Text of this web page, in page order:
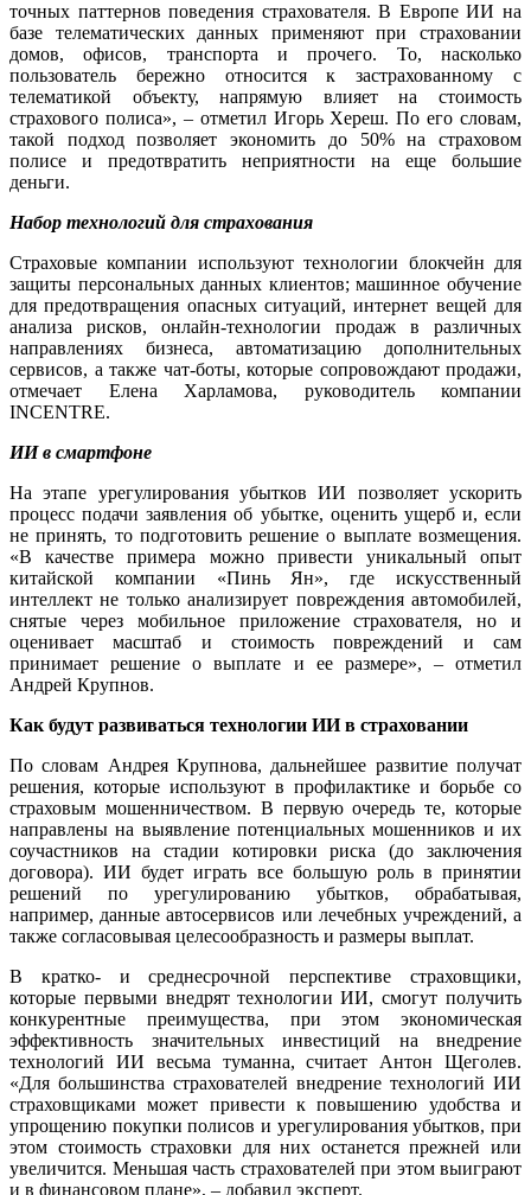
точных паттернов поведения страхователя. В Европе ИИ на
базе телематических данных применяют при страховании
домов, офисов, транспорта и прочего. То, насколько
пользователь бережно относится к застрахованному с
телематикой объекту, напрямую влияет на стоимость
страхового полиса», – отметил Игорь Хереш. По его словам,
такой подход позволяет экономить до 50% на страховом
полисе и предотвратить неприятности на еще большие
деньги.
Набор технологий для страхования
Страховые компании используют технологии блокчейн для
защиты персональных данных клиентов; машинное обучение
для предотвращения опасных ситуаций, интернет вещей для
анализа рисков, онлайн-технологии продаж в различных
направлениях бизнеса, автоматизацию дополнительных
сервисов, а также чат-боты, которые сопровождают продажи,
отмечает Елена Харламова, руководитель компании
INCENTRE.
ИИ в смартфоне
На этапе урегулирования убытков ИИ позволяет ускорить
процесс подачи заявления об убытке, оценить ущерб и, если
не принять, то подготовить решение о выплате возмещения.
«В качестве примера можно привести уникальный опыт
китайской компании «Пинь Ян», где искусственный
интеллект не только анализирует повреждения автомобилей,
снятые через мобильное приложение страхователя, но и
оценивает масштаб и стоимость повреждений и сам
принимает решение о выплате и ее размере», – отметил
Андрей Крупнов.
Как будут развиваться технологии ИИ в страховании
По словам Андрея Крупнова, дальнейшее развитие получат
решения, которые используют в профилактике и борьбе со
страховым мошенничеством. В первую очередь те, которые
направлены на выявление потенциальных мошенников и их
соучастников на стадии котировки риска (до заключения
договора). ИИ будет играть все большую роль в принятии
решений по урегулированию убытков, обрабатывая,
например, данные автосервисов или лечебных учреждений, а
также согласовывая целесообразность и размеры выплат.
В кратко- и среднесрочной перспективе страховщики,
которые первыми внедрят технологии ИИ, смогут получить
конкурентные преимущества, при этом экономическая
эффективность значительных инвестиций на внедрение
технологий ИИ весьма туманна, считает Антон Щеголев.
«Для большинства страхователей внедрение технологий ИИ
страховщиками может привести к повышению удобства и
упрощению покупки полисов и урегулирования убытков, при
этом стоимость страховки для них останется прежней или
увеличится. Меньшая часть страхователей при этом выиграют
и в финансовом плане», – добавил эксперт.